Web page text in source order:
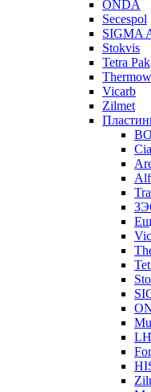
ONDA
Secespol
SIGMA
Stokvis
Tetra Pak
Vicarb
Zilmet